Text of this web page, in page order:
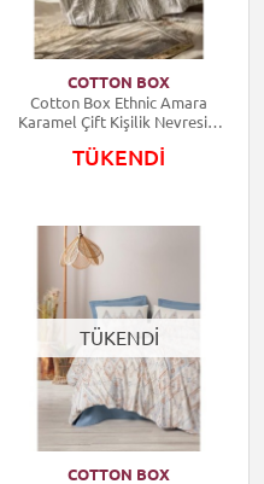
COTTON BOX
Cotton Box Ethnic Amara
Karamel Çift Kişilik Nevresim
TÜKENDİ
TÜKENDİ
COTTON BOX